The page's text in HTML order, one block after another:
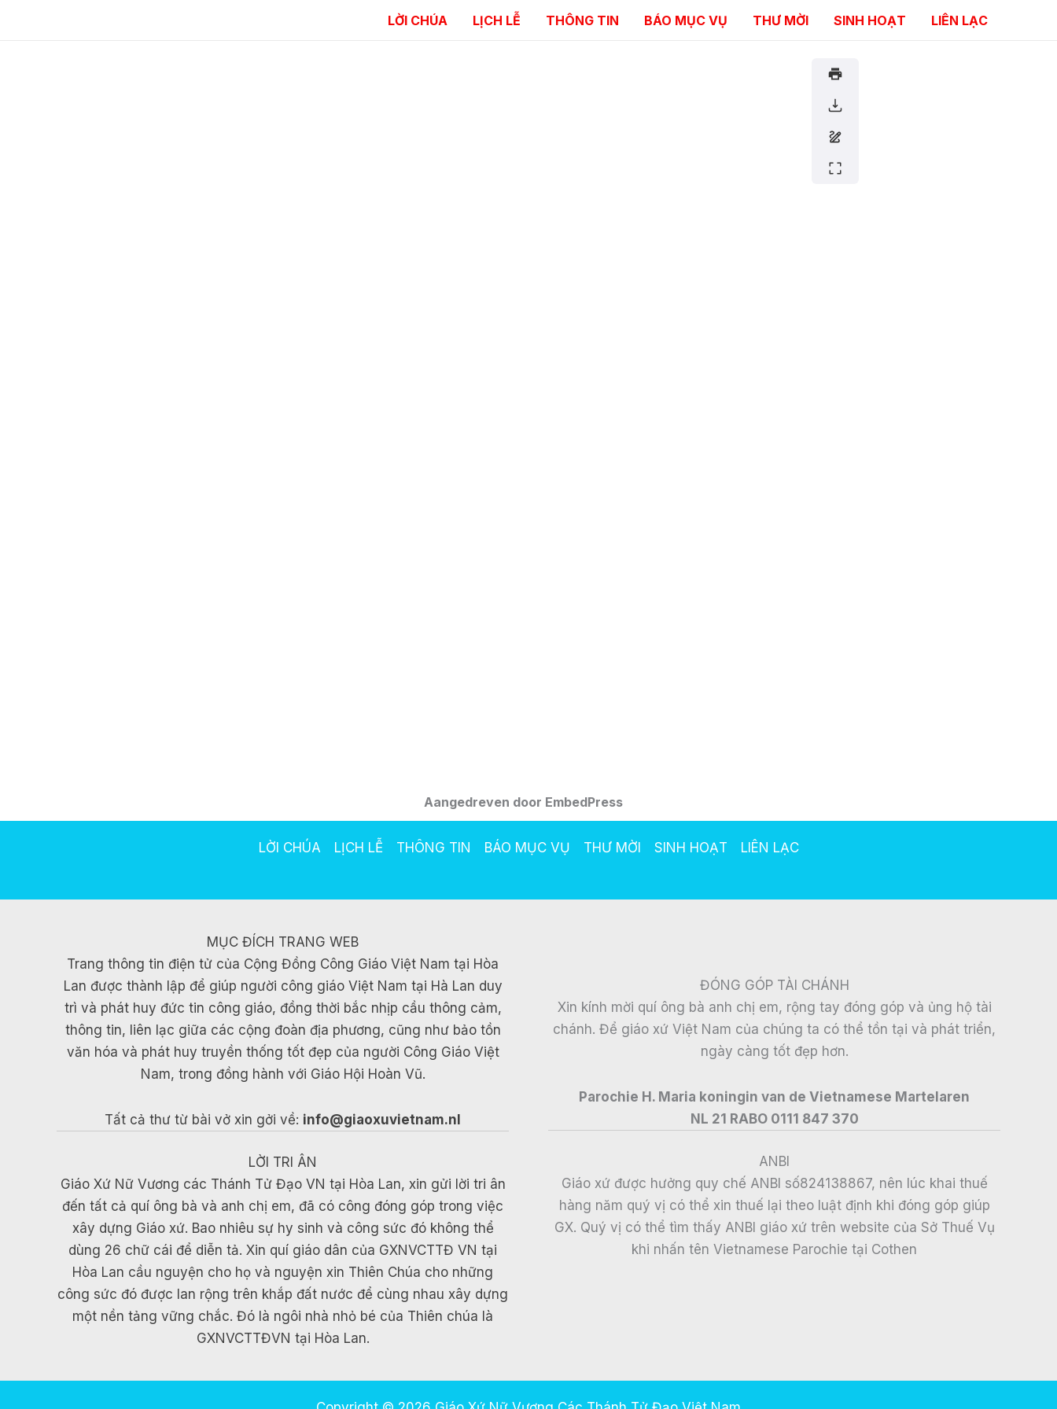
LỜI CHÚA LỊCH LỄ THÔNG TIN BÁO MỤC VỤ THƯ MỜI SINH HOẠT LIÊN LẠC
Aangedreven door EmbedPress
LỜI CHÚA LỊCH LỄ THÔNG TIN BÁO MỤC VỤ THƯ MỜI SINH HOẠT LIÊN LẠC
MỤC ĐÍCH TRANG WEB
Trang thông tin điện tử của Cộng Đồng Công Giáo Việt Nam tại Hòa
Lan được thành lập để giúp người công giáo Việt Nam tại Hà Lan duy
trì và phát huy đức tin công giáo, đồng thời bắc nhịp cầu thông cảm,
thông tin, liên lạc giữa các cộng đoàn địa phương, cũng như bảo tồn
văn hóa và phát huy truyền thống tốt đẹp của người Công Giáo Việt
Nam, trong đồng hành với Giáo Hội Hoàn Vũ.
Tất cả thư từ bài vở xin gởi về: info@giaoxuvietnam.nl
LỜI TRI ÂN
Giáo Xứ Nữ Vương các Thánh Tử Đạo VN tại Hòa Lan, xin gửi lời tri ân
đến tất cả quí ông bà và anh chị em, đã có công đóng góp trong việc
xây dựng Giáo xứ. Bao nhiêu sự hy sinh và công sức đó không thể
dùng 26 chữ cái để diễn tả. Xin quí giáo dân của GXNVCTTĐ VN tại
Hòa Lan cầu nguyện cho họ và nguyện xin Thiên Chúa cho những
công sức đó được lan rộng trên khắp đất nước để cùng nhau xây dựng
một nền tảng vững chắc. Đó là ngôi nhà nhỏ bé của Thiên chúa là
GXNVCTTĐVN tại Hòa Lan.
ĐÓNG GÓP TÀI CHÁNH
Xin kính mời quí ông bà anh chị em, rộng tay đóng góp và ủng hộ tài
chánh. Để giáo xứ Việt Nam của chúng ta có thể tồn tại và phát triển,
ngày càng tốt đẹp hơn.
Parochie H. Maria koningin van de Vietnamese Martelaren
NL 21 RABO 0111 847 370
ANBI
Giáo xứ được hưởng quy chế ANBI số824138867, nên lúc khai thuế
hàng năm quý vị có thể xin thuế lại theo luật định khi đóng góp giúp
GX. Quý vị có thể tìm thấy ANBI giáo xứ trên website của Sở Thuế Vụ
khi nhấn tên Vietnamese Parochie tại Cothen